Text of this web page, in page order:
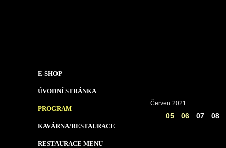
E-SHOP
ÚVODNÍ STRÁNKA
PROGRAM
KAVÁRNA/RESTAURACE
RESTAURACE MENU
Červen 2021
05 06 07 08